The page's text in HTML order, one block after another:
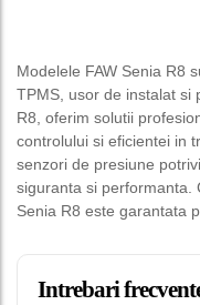
Modelele FAW Senia R8
TPMS, usor de instalat si
R8, oferim solutii
controlului si eficientei in
senzori de presiune
siguranta si performanta.
Senia R8 este garantata
Intrebari